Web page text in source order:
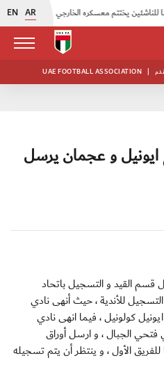
EN AR
|
UAE FOOTBALL ASSOCIATION |
ايونيل و عجمان يرسل
26 يناير 2015 : واصل قسم القيد و التسجيل باتحاد
التسجيل للأندية ، حيث أنهى نادي
كولونيل ، فيما انهى نادي
الجبال ، و ارسل أوراق
للفريق الأول ، و ينتظر أن يتم تسجيله